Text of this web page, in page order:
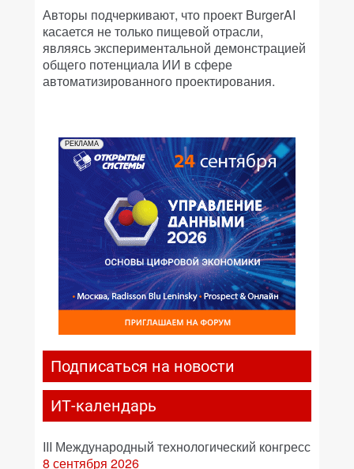
Авторы подчеркивают, что проект BurgerAI
касается не только пищевой отрасли,
являясь экспериментальной демонстрацией
общего потенциала ИИ в сфере
автоматизированного проектирования.
РЕКЛАМА
Подписаться на новости
ИТ-календарь
III Международный технологический конгресс
8 сентября 2026